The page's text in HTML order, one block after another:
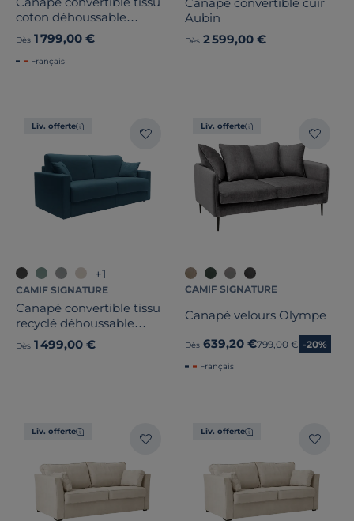
coton déhoussable
Marbella
Dès 1 799,00 €
Français
Aubin
Dès 2 599,00 €
Liv. offerte
+1
CAMIF SIGNATURE
Canapé convertible tissu
recyclé déhoussable
Aubin
Dès 1 499,00 €
Liv. offerte
CAMIF SIGNATURE
Canapé velours Olympe
Dès 639,20 €Ancien prix
799,00 € -20%
Français
Liv. offerte Liv. offerte